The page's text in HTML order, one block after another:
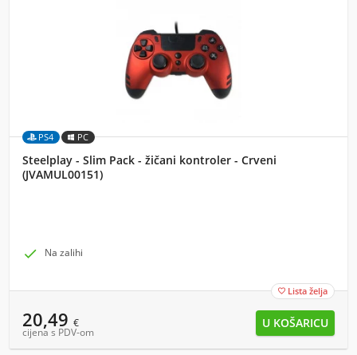
PS4 PC
Steelplay - Slim Pack - žičani kontroler - Crveni
(JVAMUL00151)
 Na zalihi
 Lista želja
20,49 €
cijena s PDV-om